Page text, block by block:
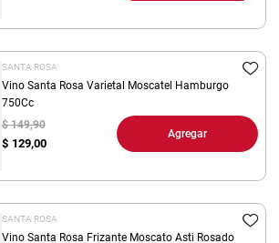
SANTA ROSA
Vino Santa Rosa Varietal Moscatel Hamburgo
750Cc
$ 129,00
$ 149,90
Agregar
SANTA ROSA
Vino Santa Rosa Frizante Moscato Asti Rosado